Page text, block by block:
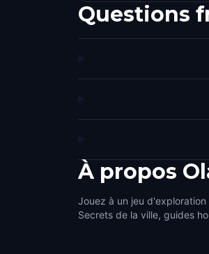
Questions
À propos
Jouez à un jeu
Secrets de la ville, guides